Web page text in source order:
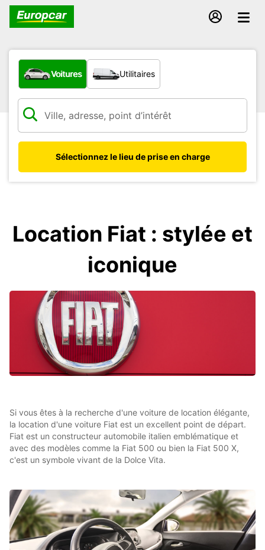
Quel type de véhicule ?
Voitures Utilitaires
Sélectionnez le lieu de prise en charge
Location Fiat : stylée et
iconique
Si vous êtes à la recherche d'une voiture de location élégante,
la location d'une voiture Fiat est un excellent point de départ.
Fiat est un constructeur automobile italien emblématique et
avec des modèles comme la Fiat 500 ou bien la Fiat 500 X,
c'est un symbole vivant de la Dolce Vita.